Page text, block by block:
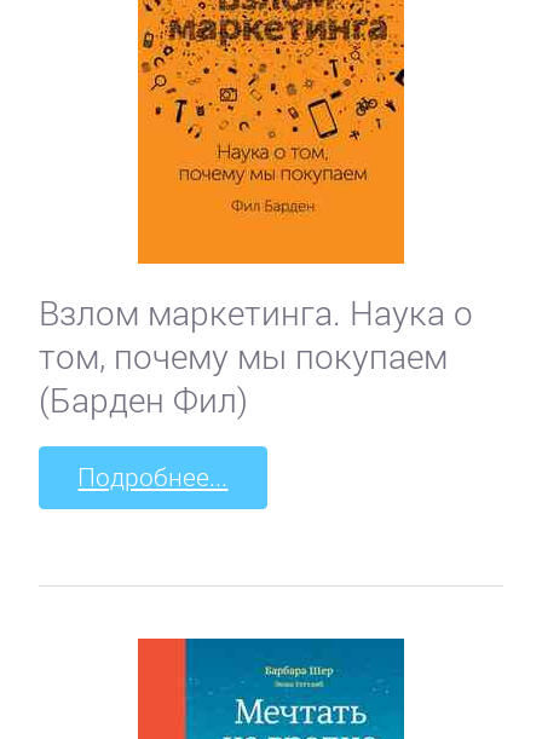
Взлом маркетинга. Наука о
том, почему мы покупаем
(Барден Фил)
Подробнее...